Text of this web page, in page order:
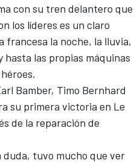
con su tren delantero que
los líderes es un claro
francesa la noche, la lluvia,
hasta las propias máquinas
Bamber, Timo Bernhard
su primera victoria en Le
de la reparación de
duda, tuvo mucho que ver